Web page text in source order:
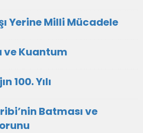
Yerine Milli Mücadele
ve Kuantum
100. Yılı
Batması ve